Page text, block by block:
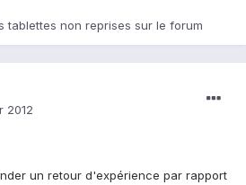
tablettes non reprises sur le forum
2012
un retour d'expérience par rapport